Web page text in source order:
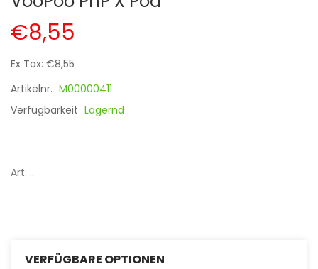
€8,55
Ex Tax: €8,55
Artikelnr. M00000411
Verfügbarkeit Lagernd
Art: ..
VERFÜGBARE OPTIONEN